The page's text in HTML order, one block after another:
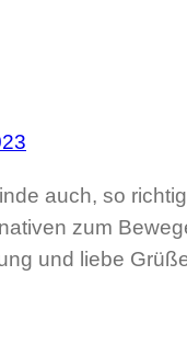
auch, so
zum
und liebe